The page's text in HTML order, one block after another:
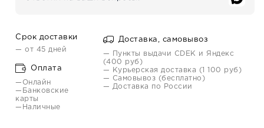
Срок доставки
— от 45 дней
Оплата
—Онлайн
—Банковские
карты
—Наличные
Доставка, самовывоз
— Пункты выдачи CDEK и Яндекс
(400 руб)
— Курьерская доставка (1 100 руб)
— Самовывоз (бесплатно)
— Доставка по России